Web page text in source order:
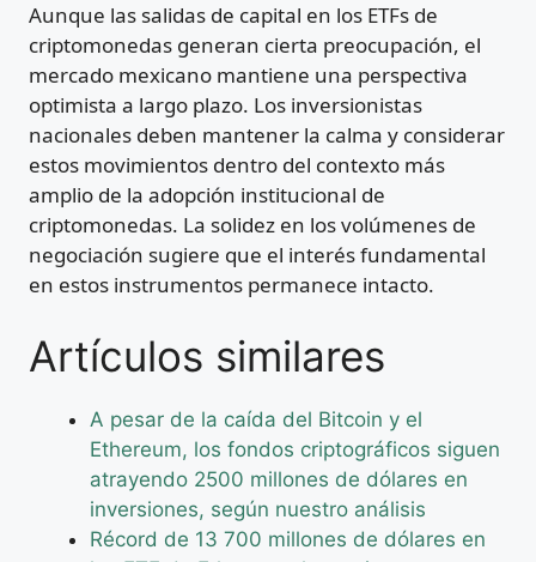
Aunque las salidas de capital en los ETFs de
criptomonedas generan cierta preocupación, el
mercado mexicano mantiene una perspectiva
optimista a largo plazo. Los inversionistas
nacionales deben mantener la calma y considerar
estos movimientos dentro del contexto más
amplio de la adopción institucional de
criptomonedas. La solidez en los volúmenes de
negociación sugiere que el interés fundamental
en estos instrumentos permanece intacto.
Artículos similares
A pesar de la caída del Bitcoin y el
Ethereum, los fondos criptográficos siguen
atrayendo 2500 millones de dólares en
inversiones, según nuestro análisis
Récord de 13 700 millones de dólares en